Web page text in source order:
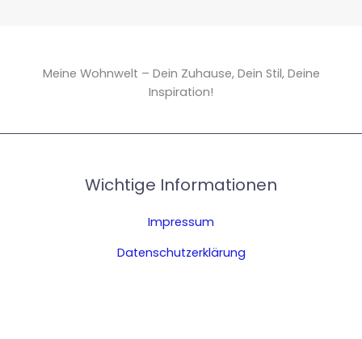
Meine Wohnwelt – Dein Zuhause, Dein Stil, Deine
Inspiration!
Wichtige Informationen
Impressum
Datenschutzerklärung